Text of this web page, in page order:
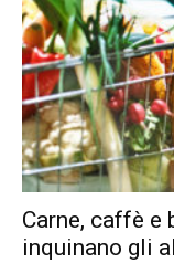
Carne, caffè e
inquinano gli